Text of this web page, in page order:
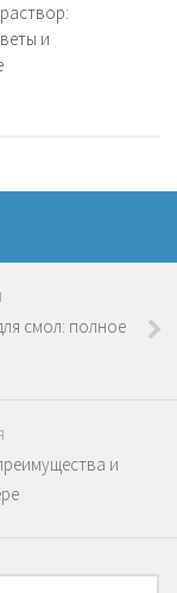
и
смол: полное
и